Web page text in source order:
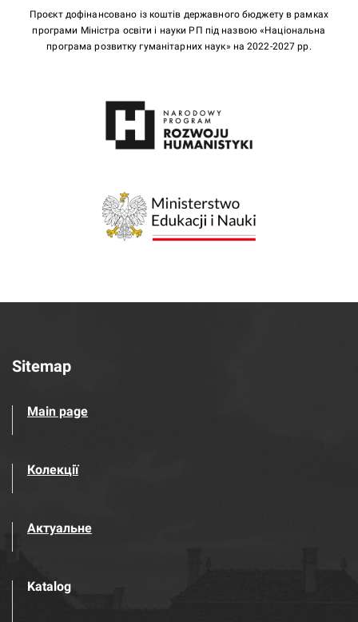
Проєкт дофінансовано із коштів державного бюджету в рамках
програми Міністра освіти і науки РП під назвою «Національна
програма розвитку гуманітарних наук» на 2022-2027 рр.
Sitemap
Main page
Колекції
Актуальне
Katalog